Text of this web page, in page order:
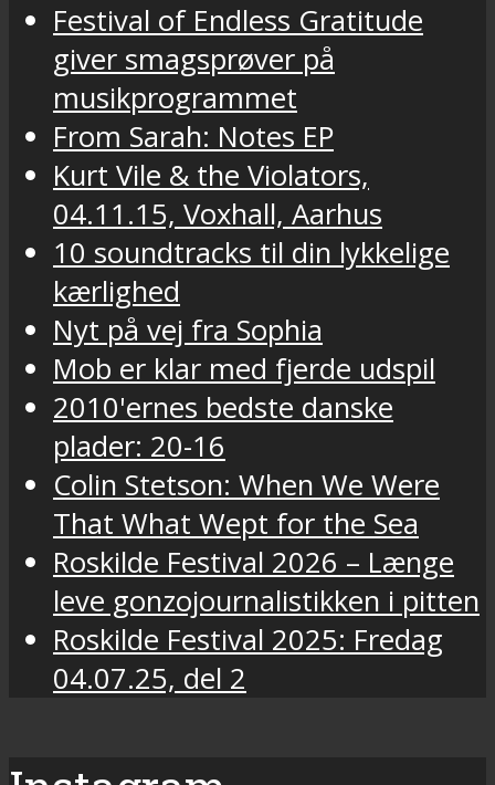
Festival of Endless Gratitude
giver smagsprøver på
musikprogrammet
From Sarah: Notes EP
Kurt Vile & the Violators,
04.11.15, Voxhall, Aarhus
10 soundtracks til din lykkelige
kærlighed
Nyt på vej fra Sophia
Mob er klar med fjerde udspil
2010'ernes bedste danske
plader: 20-16
Colin Stetson: When We Were
That What Wept for the Sea
Roskilde Festival 2026 – Længe
leve gonzojournalistikken i pitten
Roskilde Festival 2025: Fredag
04.07.25, del 2